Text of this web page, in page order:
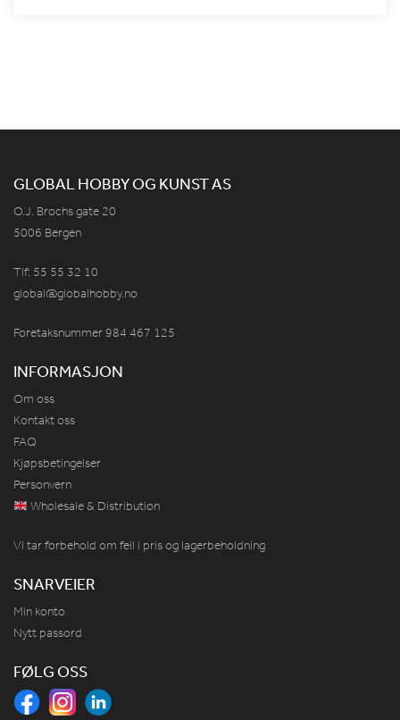
GLOBAL HOBBY OG KUNST AS
O.J. Brochs gate 20
5006 Bergen
Tlf: 55 55 32 10
global@globalhobby.no
Foretaksnummer 984 467 125
INFORMASJON
Om oss
Kontakt oss
FAQ
Kjøpsbetingelser
Personvern
Wholesale & Distribution
Vi tar forbehold om feil i pris og lagerbeholdning
SNARVEIER
Min konto
Nytt passord
FØLG OSS